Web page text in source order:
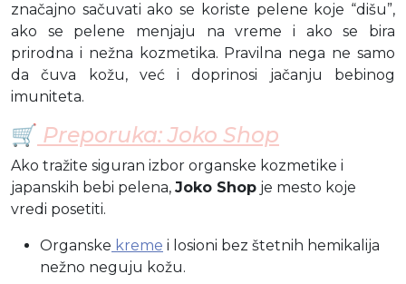
značajno sačuvati ako se koriste pelene koje “dišu”,
ako se pelene menjaju na vreme i ako se bira
prirodna i nežna kozmetika. Pravilna nega ne samo
da čuva kožu, već i doprinosi jačanju bebinog
imuniteta.
🛒 Preporuka: Joko Shop
Ako tražite siguran izbor organske kozmetike i
japanskih bebi pelena, Joko Shop je mesto koje
vredi posetiti.
Organske kreme i losioni bez štetnih hemikalija
nežno neguju kožu.